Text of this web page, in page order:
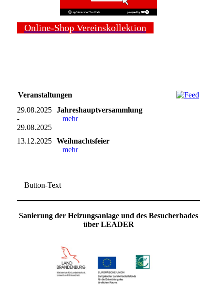
Online-Shop Vereinskollektion
Veranstaltungen
29.08.2025
-
29.08.2025
Jahreshauptversammlung
mehr
13.12.2025 Weihnachtsfeier
mehr
Button-Text
Sanierung der Heizungsanlage und des Besucherbades
über LEADER